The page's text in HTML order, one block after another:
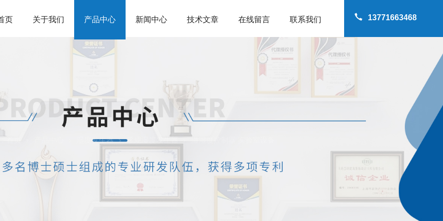
13771663468
页 关于我们 产品中心 新闻中心 技术文章 在线留言 联系我们
湿度发生器 常规湿度发生器